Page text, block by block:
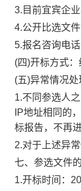
3.目前宜宾企
4.公开比选文
5.报名咨询电
(四)开标方式：
(五)异常情况处
1.不同参选人
IP地址相同的
标报告，不再
2.对于上述异
七、参选文件
1.开标时间：